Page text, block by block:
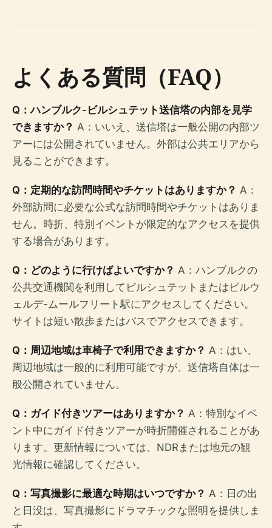
よくある質問（FAQ）
Q：ハンブルク-ビルシュテット送信塔の内部を見学
できますか？ A：いいえ、送信塔は一般公開の内部ツ
アーには公開されていません。外部は公共エリアから
見ることができます。
Q：定期的な訪問時間やチケットはありますか？ A：
外部訪問に必要な公式な訪問時間やチケットはありま
せん。時折、特別イベントが限定的なアクセスを提供
する場合があります。
Q：どのように行けばよいですか？ A：ハンブルクの
公共交通機関を利用してビルシュテットまたはビルウ
ェルデ-ムールフリート駅にアクセスしてください。
サイトは短い散歩またはバスでアクセスできます。
Q：周辺地域は車椅子で利用できますか？ A：はい、
周辺地域は一般的に利用可能ですが、送信塔自体は一
般公開されていません。
Q：ガイド付きツアーはありますか？ A：特別なイベ
ント中にガイド付きツアーが時折開催されることがあ
ります。更新情報については、NDRまたは地元の観
光情報に確認してください。
Q：写真撮影に最適な時期はいつですか？ A：日の出
と日没は、写真撮影にドラマチックな照明を提供しま